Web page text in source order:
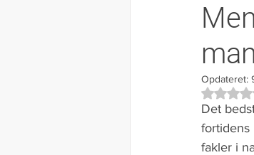
Mænd og stress
Opdateret:
Det
fortidens
fakler i